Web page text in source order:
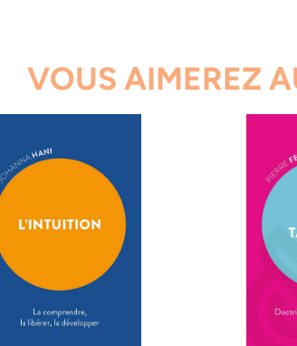
VOUS AIMEREZ